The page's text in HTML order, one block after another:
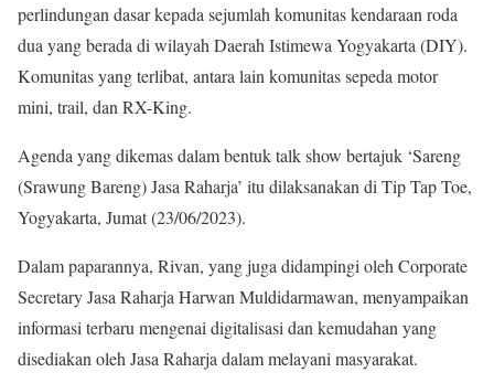
perlindungan dasar kepada sejumlah komunitas kendaraan roda
dua yang berada di wilayah Daerah Istimewa Yogyakarta (DIY).
Komunitas yang terlibat, antara lain komunitas sepeda motor
mini, trail, dan RX-King.
Agenda yang dikemas dalam bentuk talk show bertajuk ‘Sareng
(Srawung Bareng) Jasa Raharja’ itu dilaksanakan di Tip Tap Toe,
Yogyakarta, Jumat (23/06/2023).
Dalam paparannya, Rivan, yang juga didampingi oleh Corporate
Secretary Jasa Raharja Harwan Muldidarmawan, menyampaikan
informasi terbaru mengenai digitalisasi dan kemudahan yang
disediakan oleh Jasa Raharja dalam melayani masyarakat.